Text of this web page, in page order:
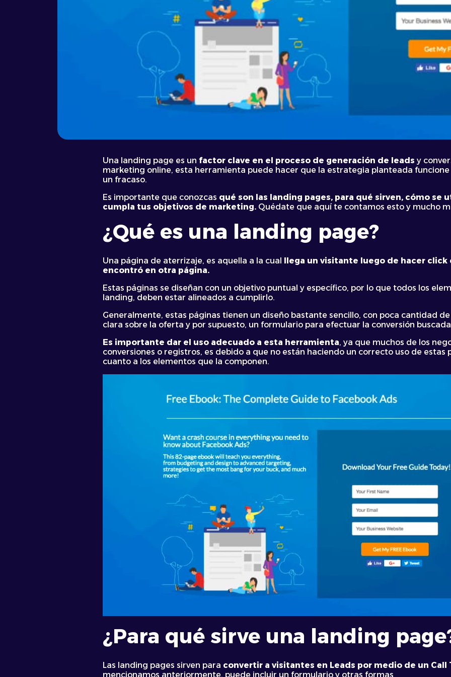
Una landing page es un factor clave en el proceso de generación de leads y
marketing online, esta herramienta puede hacer que la estrategia planteada
un fracaso.
Es importante que conozcas qué son las landing pages, para qué sirven, cómo se
cumpla tus objetivos de marketing. Quédate que aquí te contamos esto y mucho
¿Qué es una landing page?
Una página de aterrizaje, es aquella a la cual llega un visitante luego de hacer click
encontró en otra página.
Estas páginas se diseñan con un objetivo puntual y específico, por lo que todos los
landing, deben estar alineados a cumplirlo.
Generalmente, estas páginas tienen un diseño bastante sencillo, con poca cantidad
clara sobre la oferta y por supuesto, un formulario para efectuar la conversión
Es importante dar el uso adecuado a esta herramienta, ya que muchos de los
conversiones o registros, es debido a que no están haciendo un correcto uso de estas
cuanto a los elementos que la componen.
¿Para qué sirve una landing page
Las landing pages sirven para convertir a visitantes en Leads por medio de un Call
mencionamos anteriormente, puede incluir un formulario y otras formas